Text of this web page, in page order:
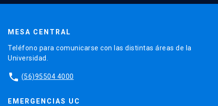
MESA CENTRAL
Teléfono para comunicarse con las distintas áreas de la
Universidad.
phone (56)95504 4000
EMERGENCIAS UC